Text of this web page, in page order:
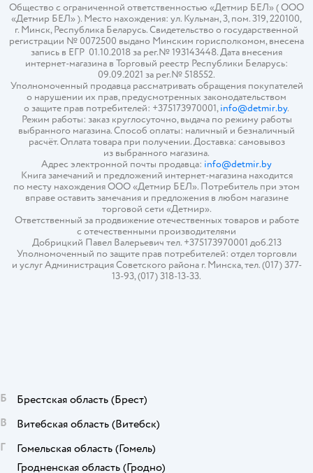
Общество с ограниченной ответственностью «Детмир БЕЛ» ( ООО
«Детмир БЕЛ» ). Место нахождения: ул. Кульман, 3, пом. 319, 220100,
г. Минск, Республика Беларусь. Свидетельство о государственной
регистрации № 0072500 выдано Минским горисполкомом, внесена
запись в ЕГР 01.10.2018 за рег.№ 193143448. Дата внесения
интернет-магазина в Торговый реестр Республики Беларусь:
09.09.2021 за рег.№ 518552.
Уполномоченный продавца рассматривать обращения покупателей
о нарушении их прав, предусмотренных законодательством
о защите прав потребителей: +375173970001,info@detmir.by.
Режим работы: заказ круглосуточно, выдача по режиму работы
выбранного магазина. Способ оплаты: наличный и безналичный
расчёт. Оплата товара при получении. Доставка: самовывоз
из выбранного магазина.
Адрес электронной почты продавца: info@detmir.by
Книга замечаний и предложений интернет-магазина находится
по месту нахождения ООО «Детмир БЕЛ». Потребитель при этом
вправе оставить замечания и предложения в любом магазине
торговой сети «Детмир».
Ответственный за продвижение отечественных товаров и работе
с отечественными производителями
Добрицкий Павел Валерьевич тел. +375173970001 доб.213
Уполномоченный по защите прав потребителей: отдел торговли
и услуг Администрация Советского района г. Минска, тел. (017) 377-
13-93, (017) 318-13-33.
Б Брестская область (Брест)
В
Витебская область (Витебск)
Г
Гомельская область (Гомель)
Гродненская область (Гродно)